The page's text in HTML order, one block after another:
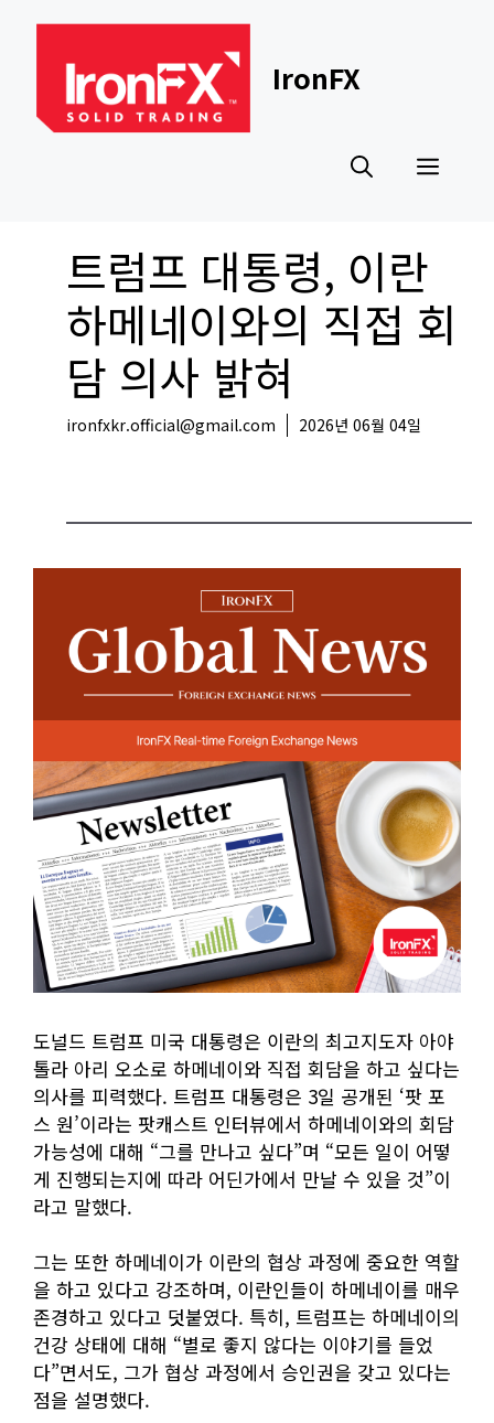
content
IronFX
트럼프 대통령, 이란
하메네이와의 직접 회
담 의사 밝혀
ironfxkr.official@gmail.com 2026년 06월 04일
도널드 트럼프 미국 대통령은 이란의 최고지도자 아야
톨라 아리 오소로 하메네이와 직접 회담을 하고 싶다는
의사를 피력했다. 트럼프 대통령은 3일 공개된 ‘팟 포
스 원’이라는 팟캐스트 인터뷰에서 하메네이와의 회담
가능성에 대해 “그를 만나고 싶다”며 “모든 일이 어떻
게 진행되는지에 따라 어딘가에서 만날 수 있을 것”이
라고 말했다.
그는 또한 하메네이가 이란의 협상 과정에 중요한 역할
을 하고 있다고 강조하며, 이란인들이 하메네이를 매우
존경하고 있다고 덧붙였다. 특히, 트럼프는 하메네이의
건강 상태에 대해 “별로 좋지 않다는 이야기를 들었
다”면서도, 그가 협상 과정에서 승인권을 갖고 있다는
점을 설명했다.